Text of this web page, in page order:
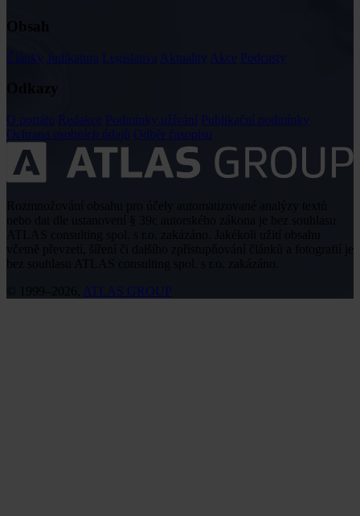
Články Judikatura Legislativa Aktuality Akce Podcasty
O portálu Redakce Podmínky užívání Publikační podmínky
Ochrana osobních údajů Odběr časopisu
včetně převzetí, šíření či dalšího zpřístupňování článků a fotografií je
ATLAS GROUP